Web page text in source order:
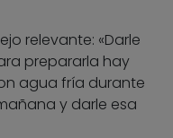
relevante: «Darle
prepararla hay
agua fría durante
y darle esa